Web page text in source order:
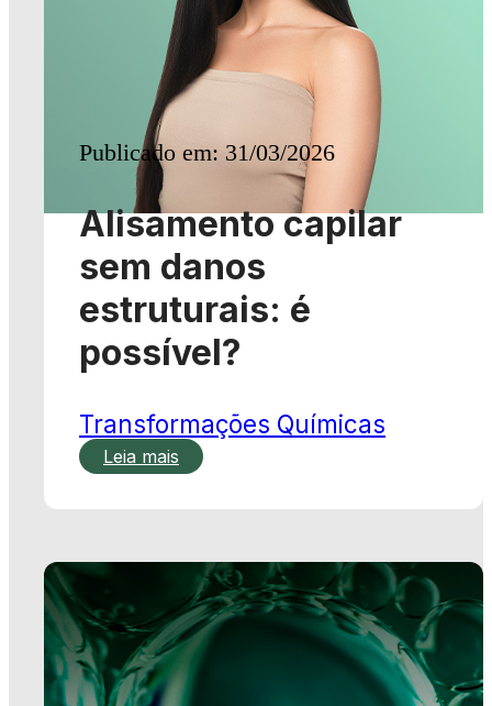
Publicado em: 31/03/2026
Alisamento capilar
sem danos
estruturais: é
possível?
Transformações Químicas
Leia mais